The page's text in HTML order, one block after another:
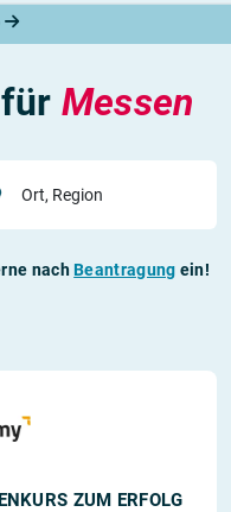
Messen
Ort, Region
nachBeantragung ein!
ZUM ERFOLG